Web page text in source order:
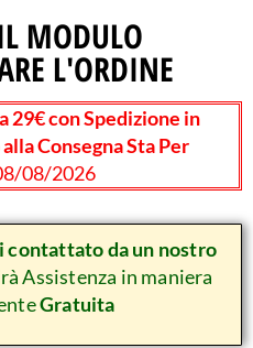
MODULO
L'ORDINE
29€ con Spedizione in
Consegna Sta Per
08/2026
contattato da un nostro
Assistenza in maniera
Gratuita